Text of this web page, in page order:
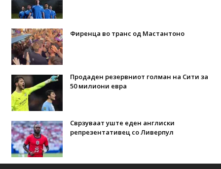
Фиренца во транс од Мастантоно
Продаден резервниот голман на Сити за
50 милиони евра
Сврзуваат уште еден англиски
репрезентативец со Ливерпул